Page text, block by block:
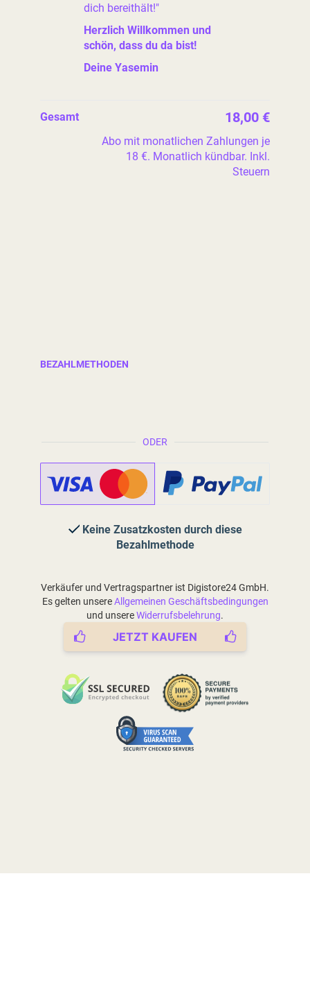
dich bereithält!"
Herzlich Willkommen und
schön, dass du da bist!
Deine Yasemin
Gesamt 18,00 €
Abo mit monatlichen Zahlungen je
18 €. Monatlich kündbar. Inkl.
Steuern
ODER
BEZAHLMETHODEN
Keine Zusatzkosten durch diese
Bezahlmethode
Verkäufer und Vertragspartner ist Digistore24 GmbH.
Es gelten unsereAllgemeinen Geschäftsbedingungen
und unsereWiderrufsbelehrung.
JETZT KAUFEN